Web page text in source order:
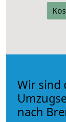
Wir sind
nach